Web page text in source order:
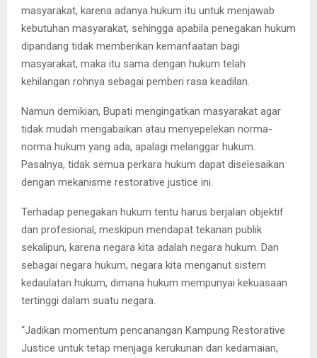
masyarakat, karena adanya hukum itu untuk menjawab
kebutuhan masyarakat, sehingga apabila penegakan hukum
dipandang tidak memberikan kemanfaatan bagi
masyarakat, maka itu sama dengan hukum telah
kehilangan rohnya sebagai pemberi rasa keadilan.
Namun demikian, Bupati mengingatkan masyarakat agar
tidak mudah mengabaikan atau menyepelekan norma-
norma hukum yang ada, apalagi melanggar hukum.
Pasalnya, tidak semua perkara hukum dapat diselesaikan
dengan mekanisme restorative justice ini.
Terhadap penegakan hukum tentu harus berjalan objektif
dan profesional, meskipun mendapat tekanan publik
sekalipun, karena negara kita adalah negara hukum. Dan
sebagai negara hukum, negara kita menganut sistem
kedaulatan hukum, dimana hukum mempunyai kekuasaan
tertinggi dalam suatu negara.
“Jadikan momentum pencanangan Kampung Restorative
Justice untuk tetap menjaga kerukunan dan kedamaian,